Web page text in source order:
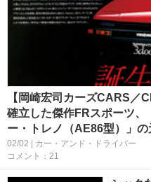
【岡崎宏司カーズCARS／
確立した傑作FRスポーツ、
ー・トレノ（AE86型）」
02/02 | カー・アンド・ドライバー
コメント：21